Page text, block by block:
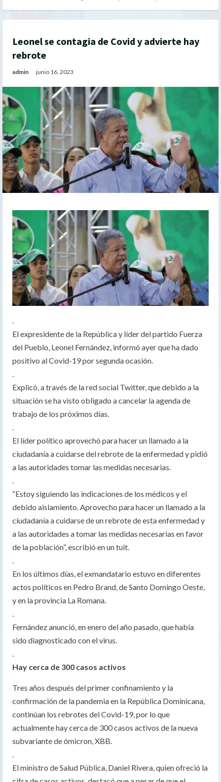
Leonel se contagia de Covid y advierte hay
rebrote
admin junio 16, 2023
El expresidente de la República y líder del partido Fuerza
del Pueblo, Leonel Fernández, informó ayer que ha dado
positivo al Covid-19 por segunda ocasión.
Explicó, a través de la red social Twitter, que debido a la
situación se ha visto obligado a cancelar la agenda de
trabajo de los próximos días.
El líder político aprovechó para hacer un llamado a la
ciudadanía a cuidarse del rebrote de la enfermedad y pidió
a las autoridades tomar las medidas necesarias.
“Estoy siguiendo las indicaciones de los médicos y el
debido aislamiento. Aprovecho para hacer un llamado a la
ciudadanía a cuidarse de un rebrote de esta enfermedad y
a las autoridades a tomar las medidas necesarias en favor
de la población”, escribió en un tuit.
En los últimos días, el exmandatario estuvo en diferentes
actos políticos en Pedro Brand, de Santo Domingo Oeste,
y en la provincia La Romana.
Fernández anunció, en enero del año pasado, que había
sido diagnosticado con el virus.
Hay cerca de 300 casos activos
Tres años después del primer confinamiento y la
confirmación de la pandemia en la República Dominicana,
continúan los rebrotes del Covid-19, por lo que
actualmente hay cerca de 300 casos activos de la nueva
subvariante de ómicron, XBB.
El ministro de Salud Pública, Daniel Rivera, quien ofreció la